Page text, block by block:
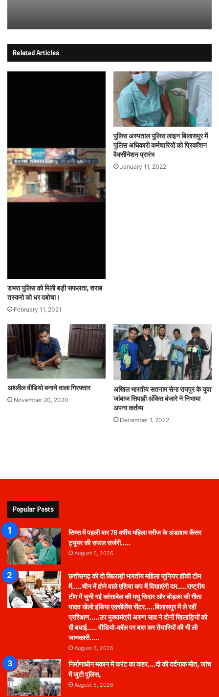
Related Articles
डभरा पुलिस को मिली बड़ी सफलता, शराब
तस्करो को धर दबोचा।
February 11, 2021
पुलिस अस्पताल पुलिस लाइन बिलासपुर में
पुलिस अधिकारी कर्मचारियों को प्रिकॉशन
वैक्सीनेशन प्रारंभ
January 11, 2022
अश्लील वीडियो बनाने वाला गिरफ्तार
November 20, 2020
अखिल भारतीय सतनाम सेना रायपुर के युवा
जांबाज सिपाही अंकित बंजारे ने निभाया
अपना कर्तव्य
December 1, 2022
Popular Posts
सिम्स में पहली बार 78 वर्षीय महिला मरीज के अंडाशय कैंसर
ट्यूमर की सफल सर्जरी…..
August 6, 2026
छत्तीसगढ़ की दो खिलाड़ी भारतीय महिला जूनियर हॉकी टीम
में…..चीन में होने वाले एशिया कप में दिखाएंगी दम…..राष्ट्रीय
टीम में चुनी गईं कांसाबेल की मधु सिदार और बोड़ला की गीता
यादव खेलो इंडिया एक्सीलेंस सेंटर…..बिलासपुर में ले रहीं
प्रशिक्षण…..उप मुख्यमंत्री अरुण साव ने दोनों खिलाड़ियों को
दी बधाई….. वीडियो-कॉल पर बात कर तैयारियों की भी ली
जानकारी…..
August 6, 2026
निर्माणाधीन मकान में करंट का कहर….दो की दर्दनाक मौत, जांच
में जुटी पुलिस,
August 5, 2026